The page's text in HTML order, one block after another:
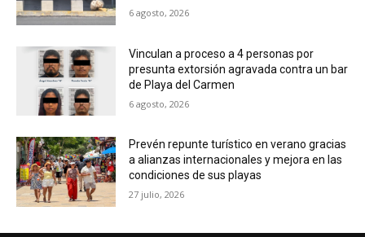
6 agosto, 2026
Vinculan a proceso a 4 personas por
presunta extorsión agravada contra un bar
de Playa del Carmen
6 agosto, 2026
Prevén repunte turístico en verano gracias
a alianzas internacionales y mejora en las
condiciones de sus playas
27 julio, 2026